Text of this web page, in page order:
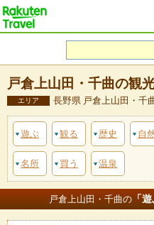
戸倉上山田・千曲の観
エリア 長野県 戸倉上山田・千
遊ぶ 観る 歴史 自
名所 買う 温泉
戸倉上山田・千曲の 「